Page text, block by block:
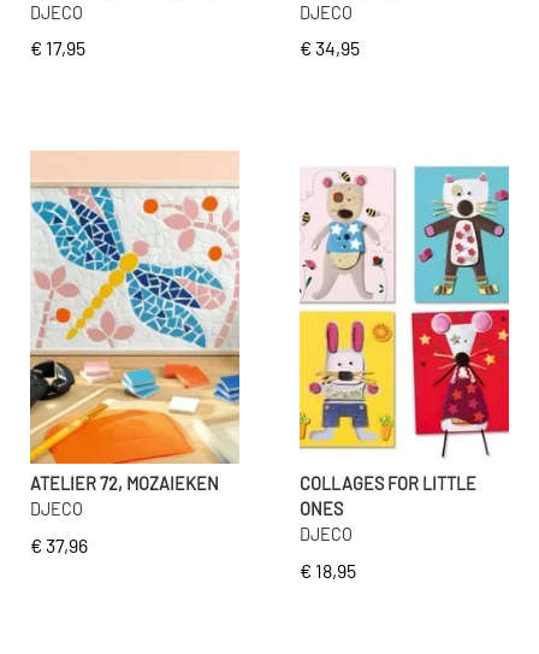
DJECO
€ 17,95
DJECO
€ 34,95
ATELIER 72, MOZAIEKEN
DJECO
€ 37,96
COLLAGES FOR LITTLE
ONES
DJECO
€ 18,95